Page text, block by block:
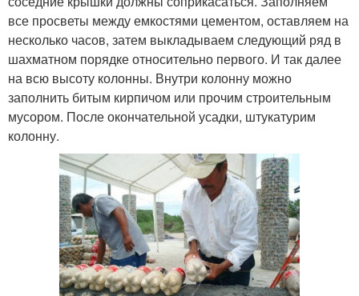
все просветы между емкостями цементом, оставляем на
несколько часов, затем выкладываем следующий ряд в
шахматном порядке относительно первого. И так далее
на всю высоту колонны. Внутри колонну можно
заполнить битым кирпичом или прочим строительным
мусором. После окончательной усадки, штукатурим
колонну.